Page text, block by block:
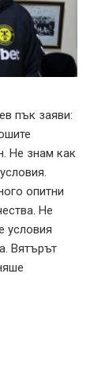
пък заяви:
Не знам как
опитни
Не
условия
Вятърът